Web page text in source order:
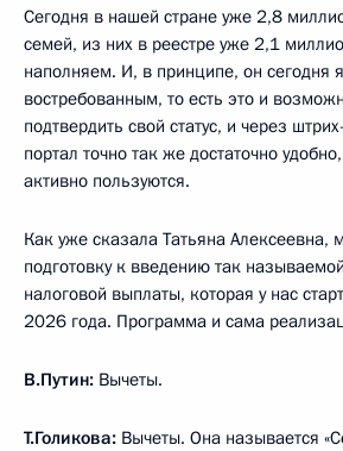
Сегодня в нашей стране уже 2,8
семей, из них в реестре уже 2,1
наполняем. И, в принципе, он сегодня
востребованным, то есть это и
подтвердить свой статус, и через
портал точно так же достаточно
активно пользуются.
Как уже сказала Татьяна Алексеевна,
подготовку к введению так
налоговой выплаты, которая у нас
2026 года. Программа и сама
В.Путин: Вычеты.
Т.Голикова: Вычеты. Она называется